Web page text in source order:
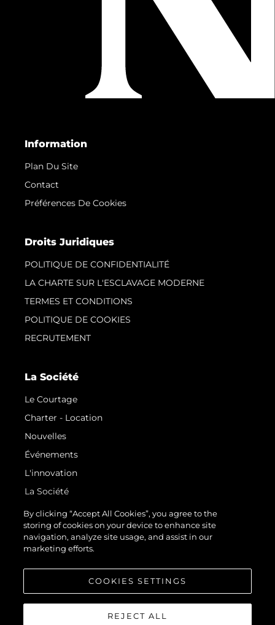
Information
Plan Du Site
Contact
Préférences De Cookies
Droits Juridiques
POLITIQUE DE CONFIDENTIALITÉ
LA CHARTE SUR L'ESCLAVAGE MODERNE
TERMES ET CONDITIONS
POLITIQUE DE COOKIES
RECRUTEMENT
La Société
Le Courtage
Charter - Location
Nouvelles
Événements
L'innovation
La Société
Notre Équipe
Style De Vie
Notre Héritage
By clicking “Accept All Cookies”, you agree to the
storing of cookies on your device to enhance site
navigation, analyze site usage, and assist in our
marketing efforts.
COOKIES SETTINGS
REJECT ALL